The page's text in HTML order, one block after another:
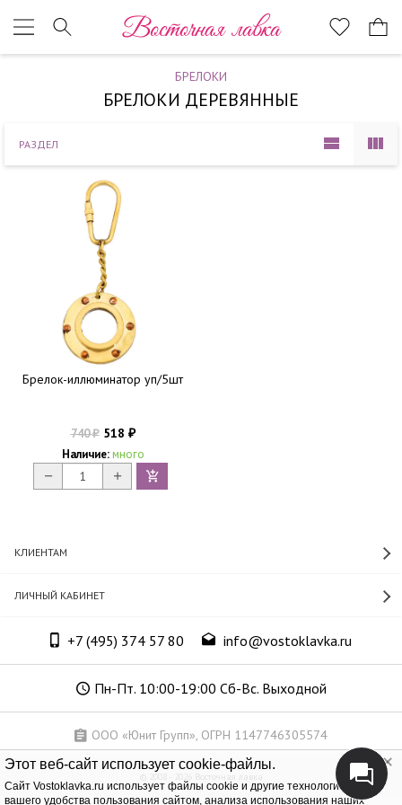
Этот веб-сайт использует cookie-файлы.
Cайт Vostoklavka.ru использует файлы cookie и другие технологии для
вашего удобства пользования сайтом, анализа использования наших
Восточная лавка
БРЕЛОКИ
БРЕЛОКИ ДЕРЕВЯННЫЕ
РАЗДЕЛ
Брелок-иллюминатор уп/5шт
740₽518 ₽
Наличие: много
КЛИЕНТАМ
ЛИЧНЫЙ КАБИНЕТ
+7 (495) 374 57 80 info@vostoklavka.ru
Пн-Пт. 10:00-19:00 Сб-Вс. Выходной
ООО «Юнит Групп», ОГРН 1147746305574